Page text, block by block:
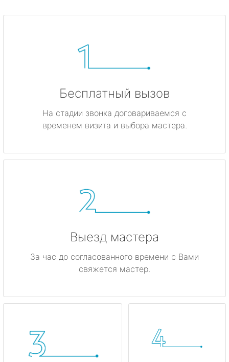
Бесплатный вызов
На стадии звонка договариваемся с
временем визита и выбора мастера.
Выезд мастера
За час до согласованного времени с Вами
свяжется мастер.